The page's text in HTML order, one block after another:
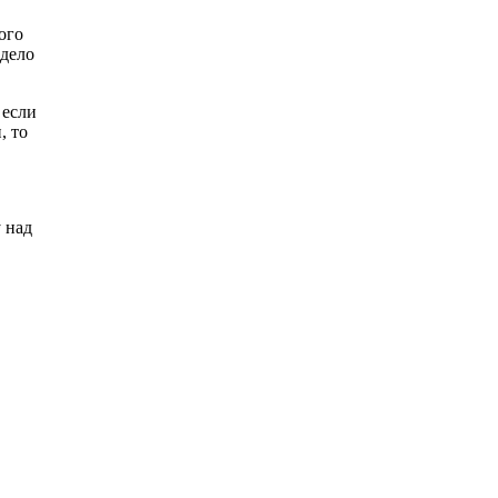
то
над